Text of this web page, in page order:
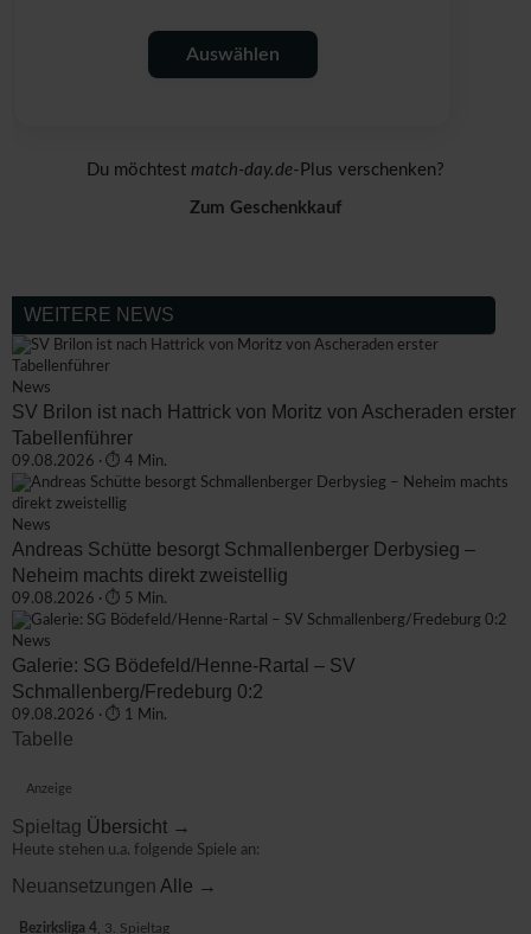
Auswählen
Du möchtest match-day.de-Plus verschenken?
Zum Geschenkkauf
WEITERE NEWS
News
SV Brilon ist nach Hattrick von Moritz von Ascheraden erster
Tabellenführer
09.08.2026 · ⏱ 4 Min.
News
Andreas Schütte besorgt Schmallenberger Derbysieg –
Neheim machts direkt zweistellig
09.08.2026 · ⏱ 5 Min.
News
Galerie: SG Bödefeld/Henne-Rartal – SV
Schmallenberg/Fredeburg 0:2
09.08.2026 · ⏱ 1 Min.
Tabelle
Anzeige
Spieltag Übersicht →
Heute stehen u.a. folgende Spiele an:
Neuansetzungen Alle →
Bezirksliga 4 , 3. Spieltag